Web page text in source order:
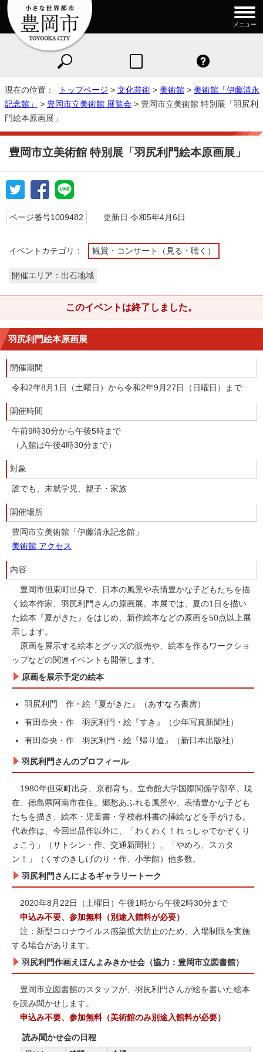
メニュー
現在の位置： トップページ > 文化芸術 > 美術館 > 美術館「伊藤清永
記念館」
> 豊岡市立美術館 展覧会 > 豊岡市立美術館 特別展「羽尻利
門絵本原画展」
豊岡市立美術館 特別展「羽尻利門絵本原画展」
ページ番号1009482 更新日 令和5年4月6日
イベントカテゴリ： 観賞・コンサート（見る・聴く）
開催エリア：出石地域
このイベントは終了しました。
羽尻利門絵本原画展
開催期間
令和2年8月1日（土曜日）から令和2年9月27日（日曜日）まで
開催時間
午前9時30分から午後5時まで
（入館は午後4時30分まで）
対象
誰でも、未就学児、親子・家族
開催場所
豊岡市立美術館「伊藤清永記念館」
美術館 アクセス
内容
豊岡市但東町出身で、日本の風景や表情豊かな子どもたちを描
く絵本作家、羽尻利門さんの原画展。本展では、夏の1日を描い
た絵本『夏がきた』をはじめ、新作絵本などの原画を50点以上展
示します。
原画を展示する絵本とグッズの販売や、絵本を作るワークショ
ップなどの関連イベントも開催します。
原画を展示予定の絵本
羽尻利門 作・絵『夏がきた』（あすなろ書房）
有田奈央・作 羽尻利門・絵『すき』（少年写真新聞社）
有田奈央・作 羽尻利門・絵『帰り道』（新日本出版社）
羽尻利門さんのプロフィール
1980年但東町出身、京都育ち。立命館大学国際関係学部卒。現
在、徳島県阿南市在住。郷愁あふれる風景や、表情豊かな子ども
たちを描き、絵本・児童書・学校教科書の挿絵などを手がける。
代表作は、今回出品作以外に、「わくわく！れっしゃでかぞくり
ょこう」（サトシン・作、交通新聞社）、「やめろ、スカタ
ン！」（くすのきしげのり・作、小学館）他多数。
羽尻利門さんによるギャラリートーク
2020年8月22日（土曜日）午後1時から午後2時30分まで
申込み不要、参加無料（別途入館料が必要）
注：新型コロナウイルス感染拡大防止のため、入場制限を実施
する場合があります。
羽尻利門作画えほんよみきかせ会（協力：豊岡市立図書館）
豊岡市立図書館のスタッフが、羽尻利門さんが絵を書いた絵本
を読み聞かせします。
申込み不要、参加無料（美術館のみ別途入館料が必要）
読み聞かせ会の日程